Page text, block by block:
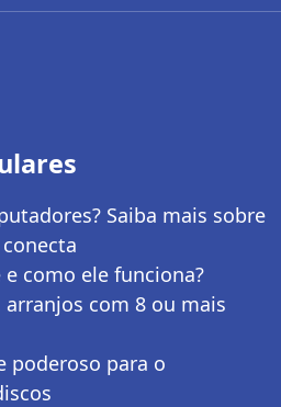
Saiba mais sobre
como ele funciona?
arranjos com 8 ou mais
poderoso para o